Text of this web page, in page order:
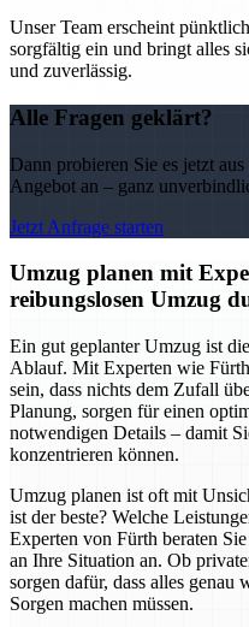
Unser Team erscheint
sorgfältig ein und bringt alles
und zuverlässig.
Alle Fragen geklärt?
Dann probieren Sie es jetzt
Angebot an – ganz
Jetzt Anfrage starten
Umzug planen mit
reibungslosen Umzug
Ein gut geplanter Umzug ist
Ablauf. Mit Experten wie
sein, dass nichts dem Zufall
Planung, sorgen für einen
notwendigen Details – damit
konzentrieren können.
Umzug planen ist oft mit
ist der beste? Welche
Experten von Fürth beraten
an Ihre Situation an. Ob
sorgen dafür, dass alles genau
Sorgen machen müssen.